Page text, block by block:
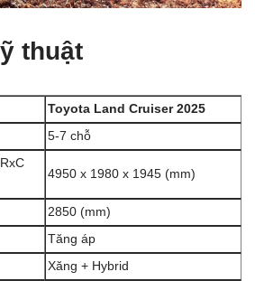
thuật
Toyota Land Cruiser 2025
5-7 chỗ
4950 x 1980 x 1945 (mm)
2850 (mm)
Tăng áp
Xăng + Hybrid